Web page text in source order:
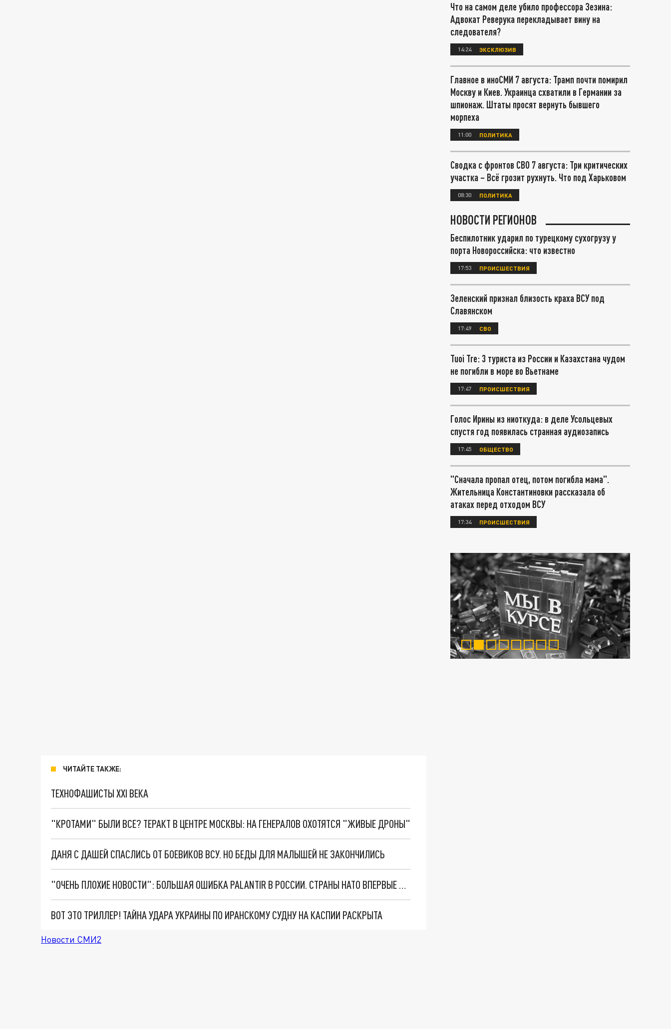
ЧИТАЙТЕ ТАКЖЕ:
ТЕХНОФАШИСТЫ XXI ВЕКА
"КРОТАМИ" БЫЛИ ВСЕ? ТЕРАКТ В ЦЕНТРЕ МОСКВЫ: НА ГЕНЕРАЛОВ ОХОТЯТСЯ "ЖИВЫЕ ДРОНЫ"
ДАНЯ С ДАШЕЙ СПАСЛИСЬ ОТ БОЕВИКОВ ВСУ. НО БЕДЫ ДЛЯ МАЛЫШЕЙ НЕ ЗАКОНЧИЛИСЬ
"ОЧЕНЬ ПЛОХИЕ НОВОСТИ": БОЛЬШАЯ ОШИБКА PALANTIR В РОССИИ. СТРАНЫ НАТО ВПЕРВЫЕ ЗА СВО ОСТАНОВИЛИ ПОСТАВКИ ОРУЖИЯ. ВСУ ТЕРЯЮТ ПРИГРАНИЧЬЕ?
ВОТ ЭТО ТРИЛЛЕР! ТАЙНА УДАРА УКРАИНЫ ПО ИРАНСКОМУ СУДНУ НА КАСПИИ РАСКРЫТА
Новости СМИ2
Что на самом деле убило профессора Зезина:
Адвокат Реверука перекладывает вину на
следователя?
14:24 ЭКСКЛЮЗИВ
Главное в иноСМИ 7 августа: Трамп почти помирил
Москву и Киев. Украинца схватили в Германии за
шпионаж. Штаты просят вернуть бывшего
морпеха
11:00 ПОЛИТИКА
Сводка с фронтов СВО 7 августа: Три критических
участка – Всё грозит рухнуть. Что под Харьковом
08:30 ПОЛИТИКА
НОВОСТИ РЕГИОНОВ
Беспилотник ударил по турецкому сухогрузу у
порта Новороссийска: что известно
17:53 ПРОИСШЕСТВИЯ
Зеленский признал близость краха ВСУ под
Славянском
17:49 СВО
Tuoi Tre: 3 туриста из России и Казахстана чудом
не погибли в море во Вьетнаме
17:47 ПРОИСШЕСТВИЯ
Голос Ирины из ниоткуда: в деле Усольцевых
спустя год появилась странная аудиозапись
17:45 ОБЩЕСТВО
"Сначала пропал отец, потом погибла мама".
Жительница Константиновки рассказала об
атаках перед отходом ВСУ
17:34 ПРОИСШЕСТВИЯ